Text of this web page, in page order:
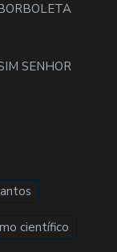
SENHOR
científico